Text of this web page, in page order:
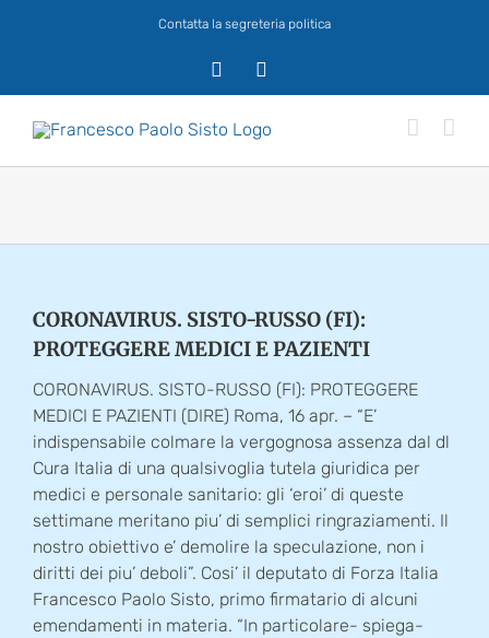
Contatta la segreteria politica
CORONAVIRUS. SISTO-RUSSO (FI):
PROTEGGERE MEDICI E PAZIENTI
CORONAVIRUS. SISTO-RUSSO (FI): PROTEGGERE
MEDICI E PAZIENTI (DIRE) Roma, 16 apr. – “E’
indispensabile colmare la vergognosa assenza dal dl
Cura Italia di una qualsivoglia tutela giuridica per
medici e personale sanitario: gli ‘eroi’ di queste
settimane meritano piu’ di semplici ringraziamenti. Il
nostro obiettivo e’ demolire la speculazione, non i
diritti dei piu’ deboli”. Cosi’ il deputato di Forza Italia
Francesco Paolo Sisto, primo firmatario di alcuni
emendamenti in materia. “In particolare- spiega-